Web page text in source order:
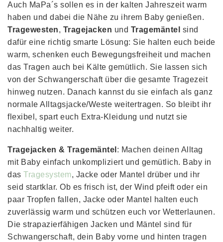
Auch MaPa´s sollen es in der kalten Jahreszeit warm
haben und dabei die Nähe zu ihrem Baby genießen.
Tragewesten, Tragejacken und Tragemäntel sind
dafür eine richtig smarte Lösung: Sie halten euch beide
warm, schenken euch Bewegungsfreiheit und machen
das Tragen auch bei Kälte gemütlich. Sie lassen sich
von der Schwangerschaft über die gesamte Tragezeit
hinweg nutzen. Danach kannst du sie einfach als ganz
normale Alltagsjacke/Weste weitertragen. So bleibt ihr
flexibel, spart euch Extra-Kleidung und nutzt sie
nachhaltig weiter.
Tragejacken & Tragemäntel : Machen deinen Alltag
mit Baby einfach unkompliziert und gemütlich. Baby in
das Tragesystem, Jacke oder Mantel drüber und ihr
seid startklar. Ob es frisch ist, der Wind pfeift oder ein
paar Tropfen fallen, Jacke oder Mantel halten euch
zuverlässig warm und schützen euch vor Wetterlaunen.
Die strapazierfähigen Jacken und Mäntel sind für
Schwangerschaft, dein Baby vorne und hinten tragen